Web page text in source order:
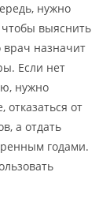
нужно
чтобы выяснить
врач назначит
Если нет
нужно
от
а отдать
годами.